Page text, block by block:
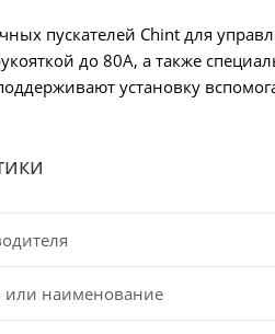
пускателей Chint для
до 80А, а также
установку
или наименование